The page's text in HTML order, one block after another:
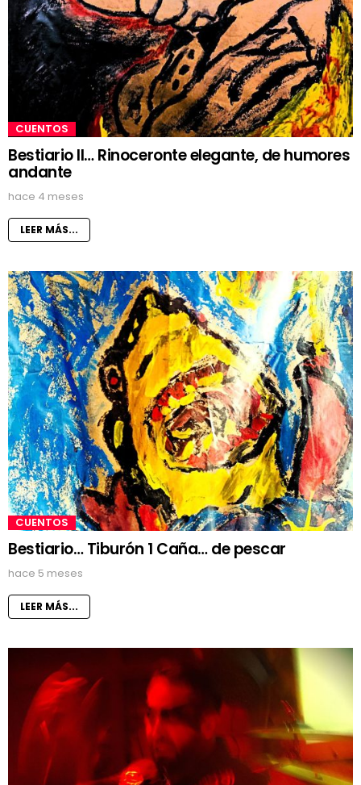
CUENTOS
Bestiario II… Rinoceronte elegante, de humores
andante
hace 4 meses
LEER MÁS...
CUENTOS
Bestiario… Tiburón 1 Caña… de pescar
hace 5 meses
LEER MÁS...